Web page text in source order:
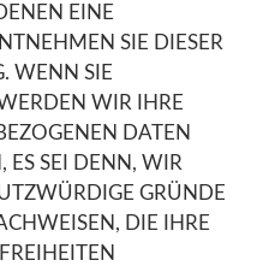
EINE
SIE DIESER
WENN SIE
WIR IHRE
DATEN
ES SEI DENN, WIR
GRÜNDE
DIE IHRE